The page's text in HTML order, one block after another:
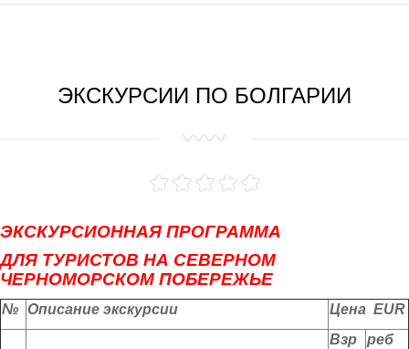
ЭКСКУРСИИ ПО БОЛГАРИИ
ЭКСКУРСИОННАЯ ПРОГРАММА
ДЛЯ ТУРИСТОВ НА СЕВЕРНОМ
ЧЕРНОМОРСКОМ ПОБЕРЕЖЬЕ
№ Описание экскурсии Цена EUR
Взр
реб
Елените
Поморие